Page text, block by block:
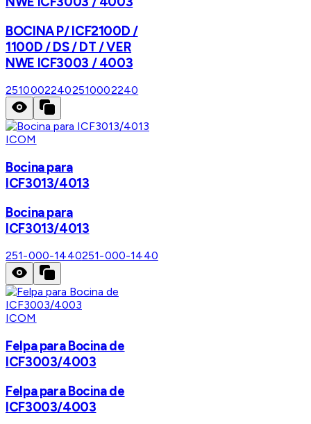
BOCINA P/ ICF2100D /
1100D / DS / DT / VER
NWE ICF3003 / 4003
25100022402510002240
ICOM
Bocina para
ICF3013/4013
Bocina para
ICF3013/4013
251-000-1440251-000-1440
ICOM
Felpa para Bocina de
ICF3003/4003
Felpa para Bocina de
ICF3003/4003